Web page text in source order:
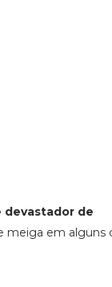
devastador de
em alguns